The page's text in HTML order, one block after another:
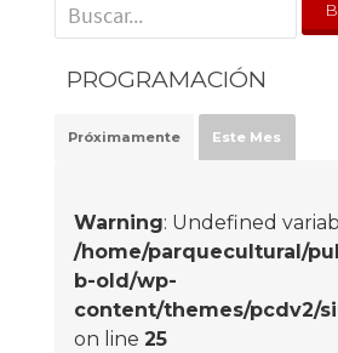
' . __('Search for:') . '
PROGRAMACIÓN
Próximamente Este Mes
Warning: Undefined
/home/parquecultural/
b-old/wp-
content/themes/pcdv2/
on line 25